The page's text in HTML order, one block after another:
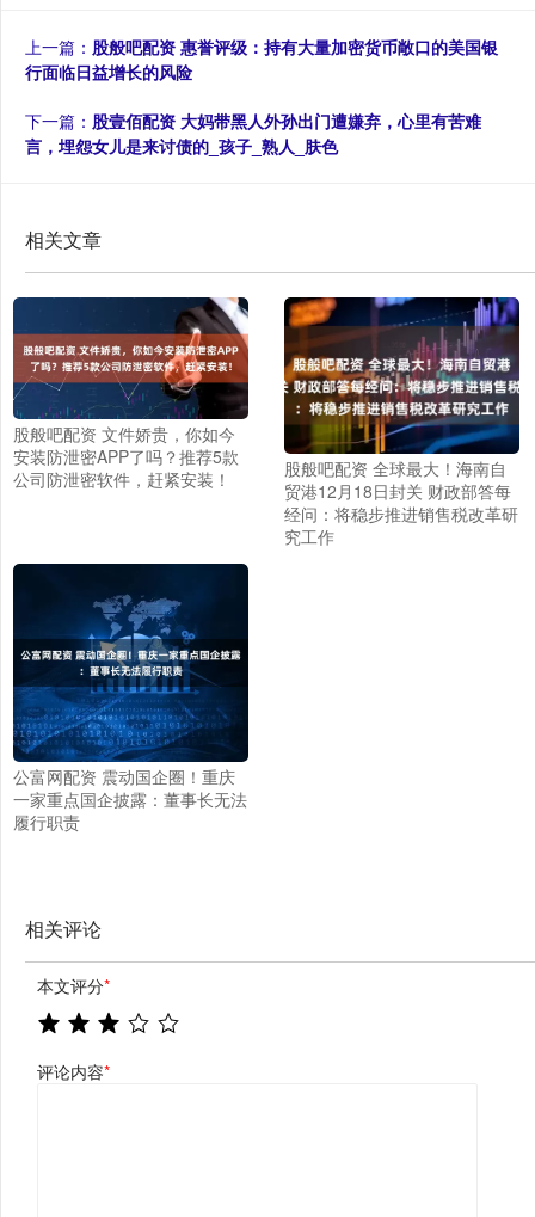
上一篇： 股般吧配资 惠誉评级：持有大量加密货币敞口的美国银
行面临日益增长的风险
下一篇： 股壹佰配资 大妈带黑人外孙出门遭嫌弃，心里有苦难
言，埋怨女儿是来讨债的_孩子_熟人_肤色
相关文章
股般吧配资 文件娇贵，你如今
安装防泄密APP了吗？推荐5款
公司防泄密软件，赶紧安装！
股般吧配资 全球最大！海南自
贸港12月18日封关 财政部答每
经问：将稳步推进销售税改革研
究工作
公富网配资 震动国企圈！重庆
一家重点国企披露：董事长无法
履行职责
相关评论
本文评分*
评论内容*